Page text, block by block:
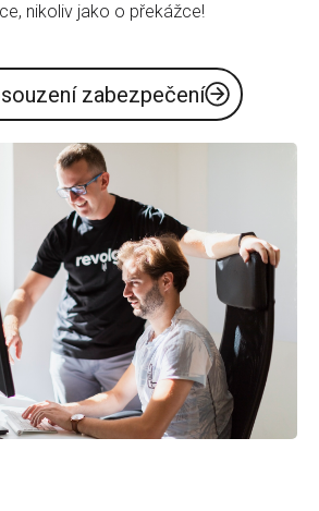
nikoliv jako o překážce!
zabezpečení